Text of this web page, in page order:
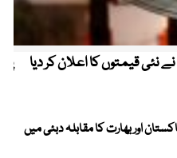
نئی قیمتوں کا اعلان کر دیا
ایشیا کپ 2026، پاکستان اور بھارت کا مقابلہ دبئی میں